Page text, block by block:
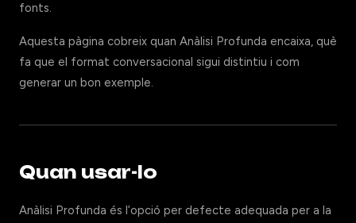
fonts.
Aquesta pàgina cobreix quan Anàlisi Profunda encaixa, què
fa que el format conversacional sigui distintiu i com
generar un bon exemple.
Quan usar-lo
Anàlisi Profunda és l’opció per defecte adequada per a la